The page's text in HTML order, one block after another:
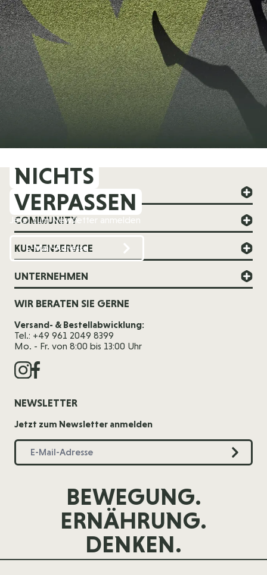
NICHTS
VERPASSEN
Jetzt zum Newsletter anmelden
FOREVER YOUNG
COMMUNITY
KUNDENSERVICE
UNTERNEHMEN
BEWEGUNG.
ERNÄHRUNG.
DENKEN.
WIR BERATEN SIE GERNE
Versand- & Bestellabwicklung:
Tel.: +49 961 2049 8399
Mo. - Fr. von 8:00 bis 13:00 Uhr
NEWSLETTER
Jetzt zum Newsletter anmelden